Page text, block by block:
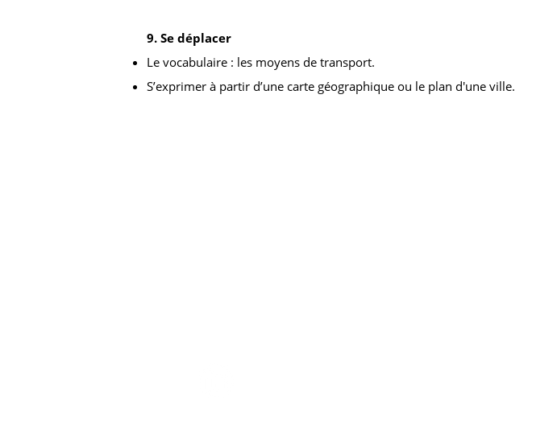
9. Se déplacer
Le vocabulaire : les moyens de transport.
S’exprimer à partir d’une carte géographique ou le plan d'une ville.